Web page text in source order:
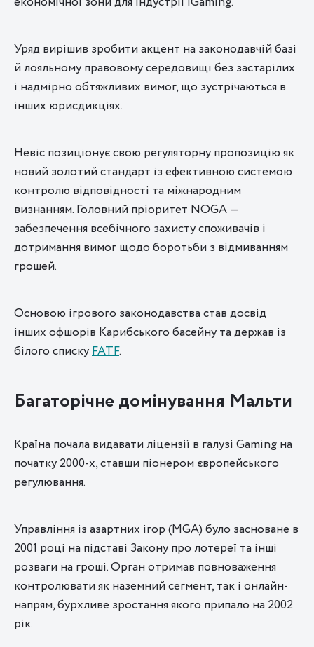
Уряд вирішив зробити акцент на законодавчій базі
й лояльному правовому середовищі без застарілих
і надмірно обтяжливих вимог, що зустрічаються в
інших юрисдикціях.
Невіс позиціонує свою регуляторну пропозицію як
новий золотий стандарт із ефективною системою
контролю відповідності та міжнародним
визнанням. Головний пріоритет NOGA —
забезпечення всебічного захисту споживачів і
дотримання вимог щодо боротьби з відмиванням
грошей.
Основою ігрового законодавства став досвід
інших офшорів Карибського басейну та держав із
білого спискуFATF.
Багаторічне домінування Мальти
Країна почала видавати ліцензії в галузі Gaming на
початку 2000-х, ставши піонером європейського
регулювання.
Управління із азартних ігор (MGA) було засноване в
2001 році на підставі Закону про лотереї та інші
розваги на гроші. Орган отримав повноваження
контролювати як наземний сегмент, так і онлайн-
напрям, бурхливе зростання якого припало на 2002
рік.